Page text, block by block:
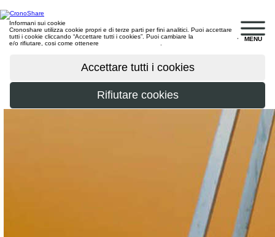
MENU
Informani sui cookie
Cronoshare utilizza cookie propri e di terze parti per fini analitici. Puoi accettare
tutti i cookie cliccando “Accettare tutti i cookies”. Puoi cambiare la
e/o rifiutare, cosi come ottenere